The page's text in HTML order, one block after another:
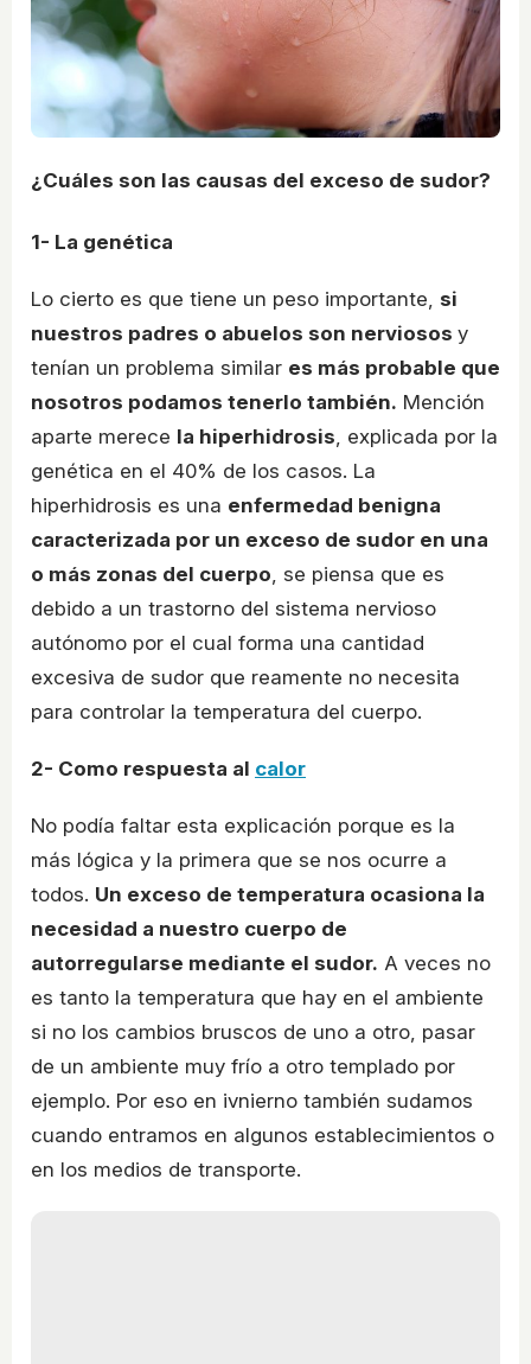
¿Cuáles son las causas del exceso de sudor?
1- La genética
Lo cierto es que tiene un peso importante, si
nuestros padres o abuelos son nerviosos y
tenían un problema similar es más probable que
nosotros podamos tenerlo también. Mención
aparte merece la hiperhidrosis , explicada por la
genética en el 40% de los casos. La
hiperhidrosis es una enfermedad benigna
caracterizada por un exceso de sudor en una
o más zonas del cuerpo , se piensa que es
debido a un trastorno del sistema nervioso
autónomo por el cual forma una cantidad
excesiva de sudor que reamente no necesita
para controlar la temperatura del cuerpo.
2- Como respuesta al calor
No podía faltar esta explicación porque es la
más lógica y la primera que se nos ocurre a
todos. Un exceso de temperatura ocasiona la
necesidad a nuestro cuerpo de
autorregularse mediante el sudor. A veces no
es tanto la temperatura que hay en el ambiente
si no los cambios bruscos de uno a otro, pasar
de un ambiente muy frío a otro templado por
ejemplo. Por eso en ivnierno también sudamos
cuando entramos en algunos establecimientos o
en los medios de transporte.